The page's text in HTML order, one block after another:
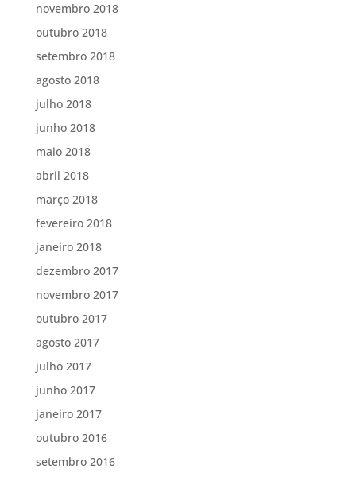
novembro 2018
outubro 2018
setembro 2018
agosto 2018
julho 2018
junho 2018
maio 2018
abril 2018
março 2018
fevereiro 2018
janeiro 2018
dezembro 2017
novembro 2017
outubro 2017
agosto 2017
julho 2017
junho 2017
janeiro 2017
outubro 2016
setembro 2016